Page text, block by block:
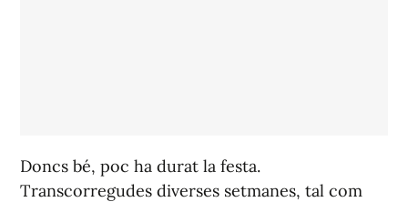
Doncs bé, poc ha durat la festa.
Transcorregudes diverses setmanes, tal com